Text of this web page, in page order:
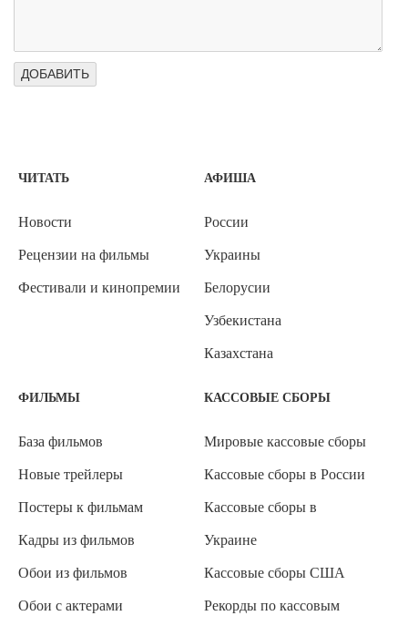
ЧИТАТЬ
Новости
Рецензии на фильмы
Фестивали и кинопремии
АФИША
России
Украины
Белорусии
Узбекистана
Казахстана
ФИЛЬМЫ
База фильмов
Новые трейлеры
Постеры к фильмам
Кадры из фильмов
Обои из фильмов
Обои с актерами
КАССОВЫЕ СБОРЫ
Мировые кассовые сборы
Кассовые сборы в России
Кассовые сборы в
Украине
Кассовые сборы США
Рекорды по кассовым